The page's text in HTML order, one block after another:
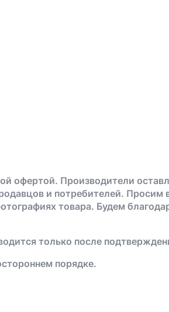
офертой. Производители
и потребителей. Просим
товара. Будем
только после
порядке.